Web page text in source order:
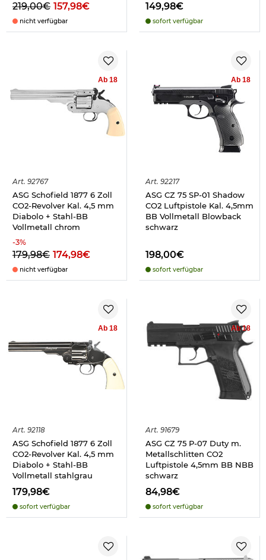
219,00€ 157,98€
nicht verfügbar
149,98€
sofort verfügbar
Ab 18
Art. 92767
ASG Schofield 1877 6 Zoll
CO2-Revolver Kal. 4,5 mm
Diabolo + Stahl-BB
Vollmetall chrom
-3%
179,98€ 174,98€
nicht verfügbar
Ab 18
Art. 92217
ASG CZ 75 SP-01 Shadow
CO2 Luftpistole Kal. 4,5mm
BB Vollmetall Blowback
schwarz
198,00€
sofort verfügbar
Ab 18
Art. 92118
ASG Schofield 1877 6 Zoll
CO2-Revolver Kal. 4,5 mm
Diabolo + Stahl-BB
Vollmetall stahlgrau
179,98€
sofort verfügbar
Ab 18
Art. 91679
ASG CZ 75 P-07 Duty m.
Metallschlitten CO2
Luftpistole 4,5mm BB NBB
schwarz
84,98€
sofort verfügbar